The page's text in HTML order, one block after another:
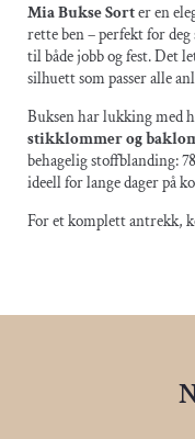
Mia Bukse Sorter en
rette ben – perfekt for
til både jobb og fest. Det
silhuett som passer alle
Buksen har lukking med
stikklommer og
behagelig stoffblanding:
ideell for lange dager på
For et komplett antrekk,